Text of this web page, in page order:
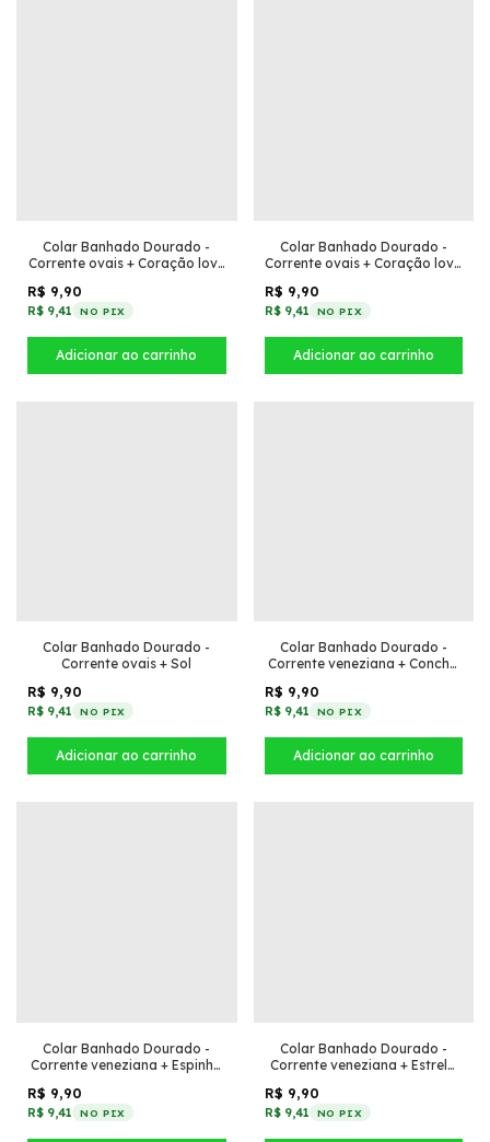
Colar Banhado Dourado -
Corrente ovais + Coração love
R$ 9,90
R$ 9,41 NO PIX
Colar Banhado Dourado -
Corrente ovais + Coração love
R$ 9,90
R$ 9,41 NO PIX
Colar Banhado Dourado -
Corrente ovais + Sol
R$ 9,90
R$ 9,41 NO PIX
Colar Banhado Dourado -
Corrente veneziana + Concha
R$ 9,90
R$ 9,41 NO PIX
Colar Banhado Dourado -
Corrente veneziana + Espinha
R$ 9,90
R$ 9,41 NO PIX
Colar Banhado Dourado -
Corrente veneziana + Estrela
R$ 9,90
R$ 9,41 NO PIX